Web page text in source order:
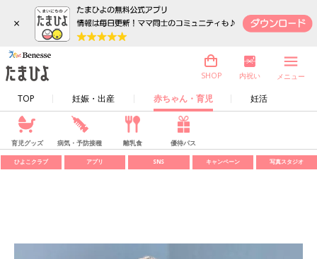
×
TOP 妊娠・出産 赤ちゃん・育児 妊活
SHOP 内祝い メニュー
育児グッズ 病気・予防接種 離乳食 優待パス
ひよこクラブ アプリ SNS キャンペーン 写真スタジオ